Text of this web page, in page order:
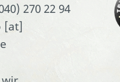
270 22 94
[at]